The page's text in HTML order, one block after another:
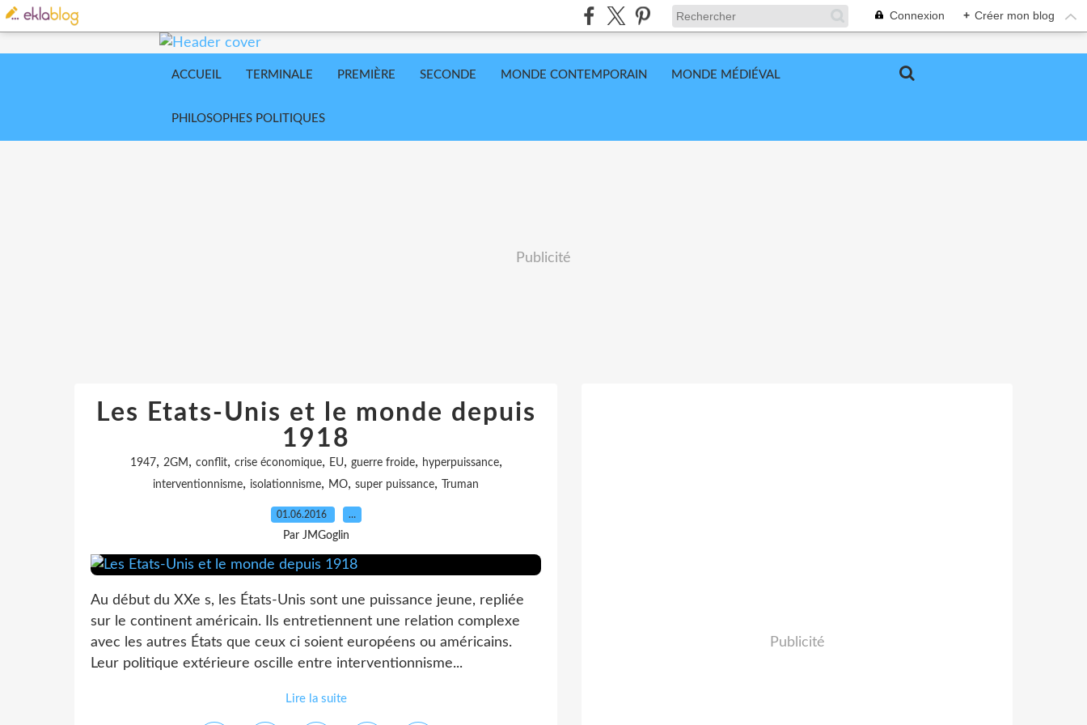
Connexion + Créer mon blog
ACCUEIL TERMINALE PREMIÈRE SECONDE MONDE CONTEMPORAIN MONDE MÉDIÉVAL
PHILOSOPHES POLITIQUES
Publicité
Les Etats-Unis et le monde depuis
1918
1947, 2GM , conflit, crise économique, EU, guerre froide, hyperpuissance,
interventionnisme, isolationnisme, MO, super puissance, Truman
01.06.2016 …
Par JMGoglin
Au début du XXe s, les États-Unis sont une puissance jeune, repliée
sur le continent américain. Ils entretiennent une relation complexe
avec les autres États que ceux ci soient européens ou américains.
Leur politique extérieure oscille entre interventionnisme...
Lire la suite
Publicité